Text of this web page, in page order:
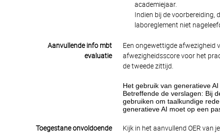
academiejaar.
Indien bij de voorbereiding,
laboreglement niet
Aanvullende info mbt
evaluatie
Een ongewettigde afwezigheid
afwezigheidsscore voor het
de tweede zittijd.
Het gebruik van generatieve
Betreffende de verslagen: Bij
gebruiken om taalkundige
generatieve AI moet op een
Toegestane onvoldoende
Kijk in het aanvullend OER van